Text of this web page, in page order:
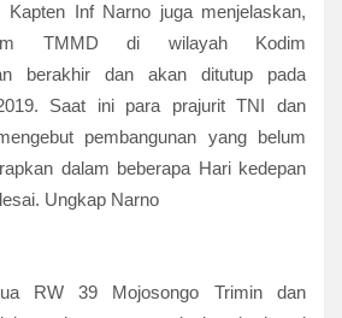
Kapten Inf Narno juga menjelaskan,
TMMD di wilayah Kodim
berakhir dan akan ditutup pada
Saat ini para prajurit TNI dan
pembangunan yang belum
dalam beberapa Hari kedepan
Ungkap Narno
RW 39 Mojosongo Trimin dan